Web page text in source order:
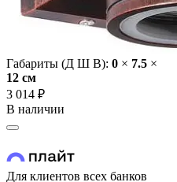
Габариты (Д Ш В): 0 × 7.5 ×
12 cм
3 014 ₽
В наличии
Для клиентов всех банков